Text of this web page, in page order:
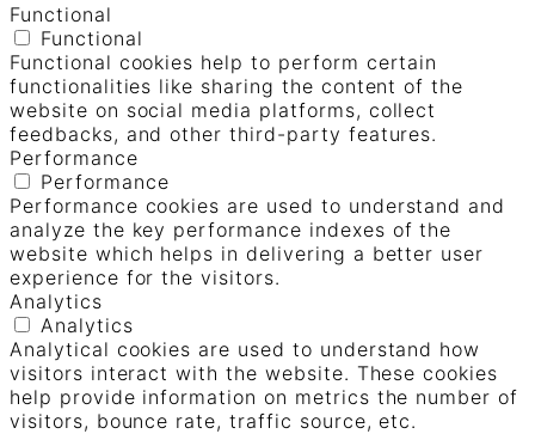
Functional
Functional
Functional cookies help to perform certain
functionalities like sharing the content of the
website on social media platforms, collect
feedbacks, and other third-party features.
Performance
Performance
Performance cookies are used to understand and
analyze the key performance indexes of the
website which helps in delivering a better user
experience for the visitors.
Analytics
Analytics
Analytical cookies are used to understand how
visitors interact with the website. These cookies
help provide information on metrics the number of
visitors, bounce rate, traffic source, etc.